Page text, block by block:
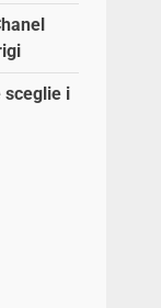
sceglie i